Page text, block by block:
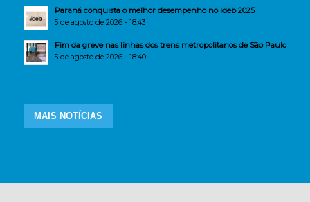
Paraná conquista o melhor desempenho no Ideb 2025
5 de agosto de 2026 - 18:43
Fim da greve nas linhas dos trens metropolitanos de São Paulo
5 de agosto de 2026 - 18:40
MAIS NOTÍCIAS